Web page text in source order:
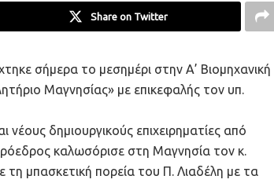
Share on Twitter
σήμερα το μεσημέρι στην Α’ Βιομηχανική
Μαγνησίας» με επικεφαλής τον υπ.
νέους δημιουργικούς επιχειρηματίες από
καλωσόρισε στη Μαγνησία τον κ.
μπασκετική πορεία του Π. Λιαδέλη με τα